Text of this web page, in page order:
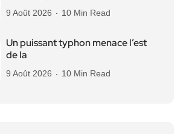
9 Août 2026 10 Min Read
Un puissant typhon menace l’est
de la
9 Août 2026 10 Min Read